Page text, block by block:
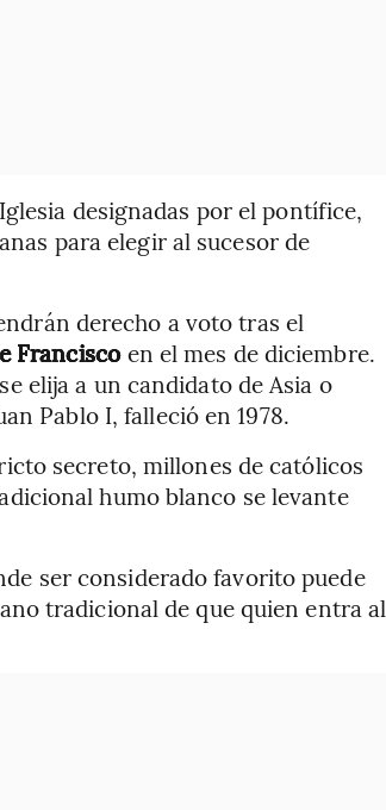
designadas por el pontífice,
para elegir al sucesor de
derecho a voto tras el
Franciscoen el mes de diciembre.
elija a un candidato de Asia o
Pablo I, falleció en 1978.
secreto, millones de católicos
humo blanco se levante
ser considerado favorito puede
tradicional de que quien entra al